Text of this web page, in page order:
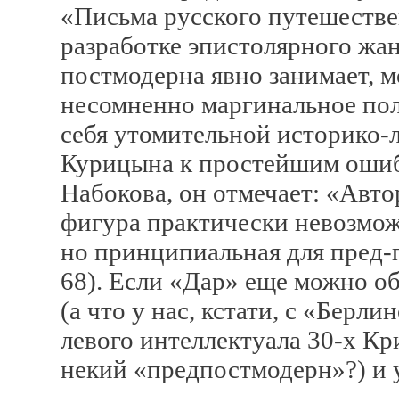
«Письма русского
разработке эпистолярного
постмодерна явно занимает,
несомненно маргинальное
себя утомительной
Курицына к простейшим
Набокова, он отмечает:
фигура практически
но принципиальная для
68). Если «Дар» еще можно
(а что у нас, кстати, с
левого интеллектуала 30-х
некий «предпостмодерн»?) и